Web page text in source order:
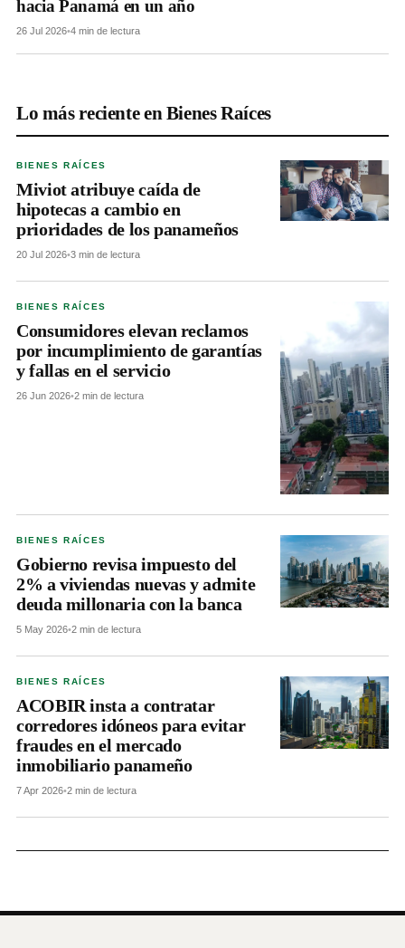
hacia Panamá en un año
26 Jul 2026•4 min de lectura
Lo más reciente en Bienes Raíces
BIENES RAÍCES
Miviot atribuye caída de
hipotecas a cambio en
prioridades de los panameños
20 Jul 2026•3 min de lectura
BIENES RAÍCES
Consumidores elevan reclamos
por incumplimiento de garantías
y fallas en el servicio
26 Jun 2026•2 min de lectura
BIENES RAÍCES
Gobierno revisa impuesto del
2% a viviendas nuevas y admite
deuda millonaria con la banca
5 May 2026•2 min de lectura
BIENES RAÍCES
ACOBIR insta a contratar
corredores idóneos para evitar
fraudes en el mercado
inmobiliario panameño
7 Apr 2026•2 min de lectura